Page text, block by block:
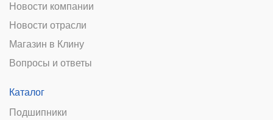
Новости компании
Новости отрасли
Магазин в Клину
Вопросы и ответы
Каталог
Подшипники